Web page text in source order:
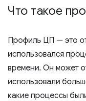
Что такое
Профиль ЦП — это
использовался
времени. Он может
использовали
какие процессы